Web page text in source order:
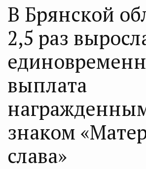
В Брянской
2,5 раз
выплата
знаком
слава»